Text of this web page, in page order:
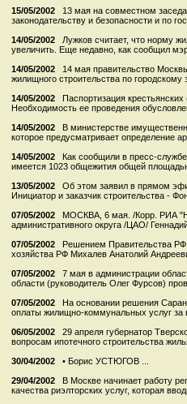
15/05/2002
13 мая на совместном
законодательству и безопасности и по
14/05/2002
Лужков считает, что норму
увеличить. Еще недавно, как сообщил
14/05/2002
14 мая правительство
жилищного строительства по городскому
14/05/2002
Паспортизация
Необходимость ее проведения
14/05/2002
В министерстве
которое предусматривает определение
14/05/2002
Как сообщили в пресс-
имеется 1023 общежития общей
13/05/2002
Об этом заявил в прямом
Инициатор и заказчик строительства -
07/05/2002
МОСКВА, 6 мая. /Корр. РИА
административного округа /ЦАО/
07/05/2002
Решением Правительства РФ
хозяйства РФ Михалев Анатолий
07/05/2002
7 мая в администрации
области (руководитель Олег Фурсов)
07/05/2002
На основании решения
оплаты жилищно-коммунальных услуг за
06/05/2002
29 апреля губернатор
вопросам ипотечного строительства
30/04/2002
• Борис УСТЮГОВ ...
29/04/2002
В Москве начинает работу
качества риэлторских услуг, которая